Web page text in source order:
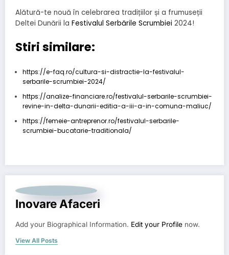
Alătură-te nouă în celebrarea tradițiilor și a frumuseții
Deltei Dunării la Festivalul Serbările Scrumbiei 2024!
Stiri similare:
https://e-faq.ro/cultura-si-distractie-la-festivalul-
serbarile-scrumbiei-2024/
https://analize-financiare.ro/festivalul-serbarile-scrumbiei-
revine-in-delta-dunarii-editia-a-iii-a-in-comuna-maliuc/
https://femeie-antreprenor.ro/festivalul-serbarile-
scrumbiei-bucatarie-traditionala/
Inovare Afaceri
Add your Biographical Information. Edit your Profile now.
View All Posts